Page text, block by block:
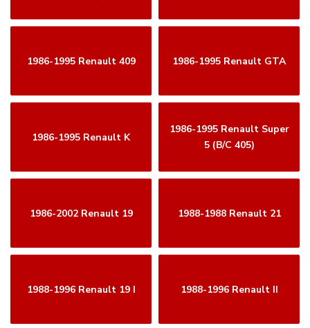
1986-1995 Renault 409 1986-1995 Renault GTA
1986-1995 Renault K
1986-1995 Renault Super
5 (B/C 405)
1986-2002 Renault 19 1988-1988 Renault 21
1988-1996 Renault 19 I 1988-1996 Renault II